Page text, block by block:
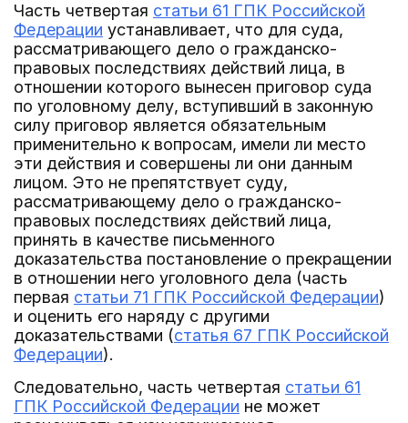
Часть четвертая статьи 61 ГПК Российской
Федерации устанавливает, что для суда,
рассматривающего дело о гражданско-
правовых последствиях действий лица, в
отношении которого вынесен приговор суда
по уголовному делу, вступивший в законную
силу приговор является обязательным
применительно к вопросам, имели ли место
эти действия и совершены ли они данным
лицом. Это не препятствует суду,
рассматривающему дело о гражданско-
правовых последствиях действий лица,
принять в качестве письменного
доказательства постановление о прекращении
в отношении него уголовного дела (часть
первая статьи 71 ГПК Российской Федерации)
и оценить его наряду с другими
доказательствами (статья 67 ГПК Российской
Федерации).
Следовательно, часть четвертая статьи 61
ГПК Российской Федерации не может